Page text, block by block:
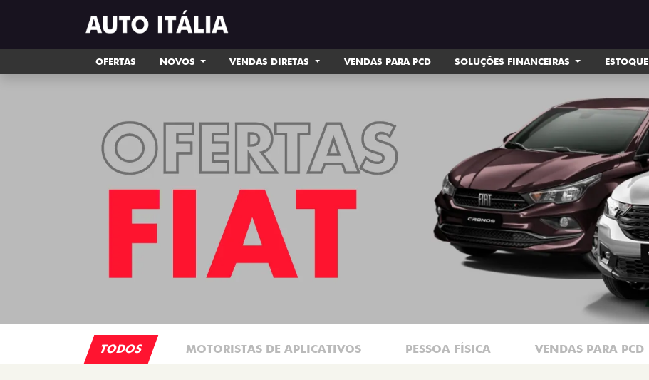
OFERTAS NOVOS VENDAS DIRETAS VENDAS PARA PCD SOLUÇÕES FINANCEIRAS ESTOQUE
TODOS MOTORISTAS DE APLICATIVOS PESSOA FÍSICA VENDAS PARA PCD